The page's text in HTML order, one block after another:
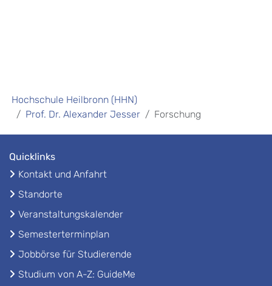
Hochschule Heilbronn (HHN)
Prof. Dr. Alexander Jesser
Forschung
Quicklinks
Kontakt und Anfahrt
Standorte
Veranstaltungskalender
Semesterterminplan
Jobbörse für Studierende
Studium von A-Z: GuideMe